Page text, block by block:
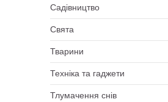
Садівництво
Свята
Тварини
Техніка та гаджети
Тлумачення снів